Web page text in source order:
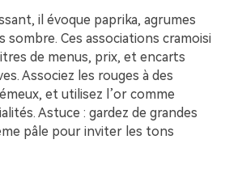
il évoque paprika, agrumes
Ces associations cramoisi
de menus, prix, et encarts
Associez les rouges à des
et utilisez l’or comme
Astuce : gardez de grandes
pâle pour inviter les tons